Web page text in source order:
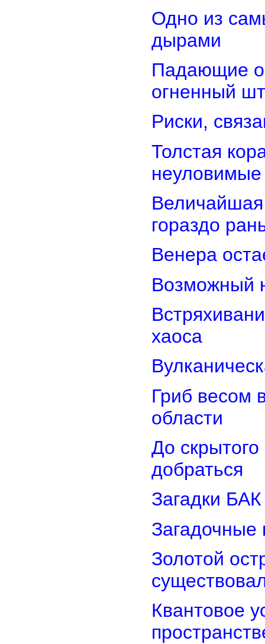
Одно из
дырами
Падающие
огненный
Риски,
Толстая
Величайшая
гораздо
Венера
Возможный
хаоса
Гриб весом
области
До
добраться
Загадки
Загадочные
Золотой
Квантовое